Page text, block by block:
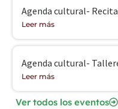
Agenda cultural-
Leer más
Agenda cultural-
Leer más
Ver todos los eventos